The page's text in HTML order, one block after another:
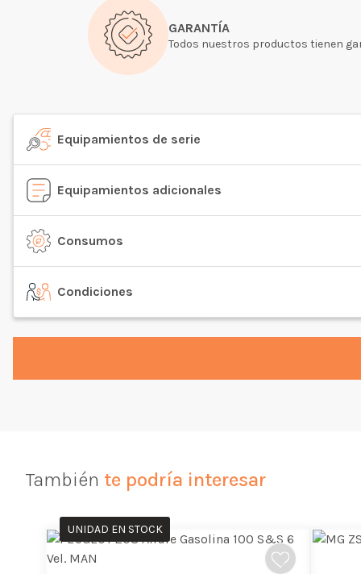
GARANTÍA
Todos nuestros productos tienen
Equipamientos de serie
Equipamientos adicionales
Consumos
Condiciones
También te podría interesar
UNIDAD EN STOCK